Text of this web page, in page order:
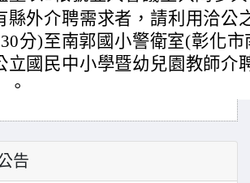
縣外介聘需求者，請利用洽公
分)至南郭國小警衛室(彰化
立國民中小學暨幼兒園教師介
。
告